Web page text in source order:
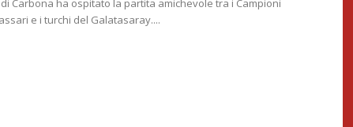
Carbona ha ospitato la partita amichevole tra i Campioni
e i turchi del Galatasaray....